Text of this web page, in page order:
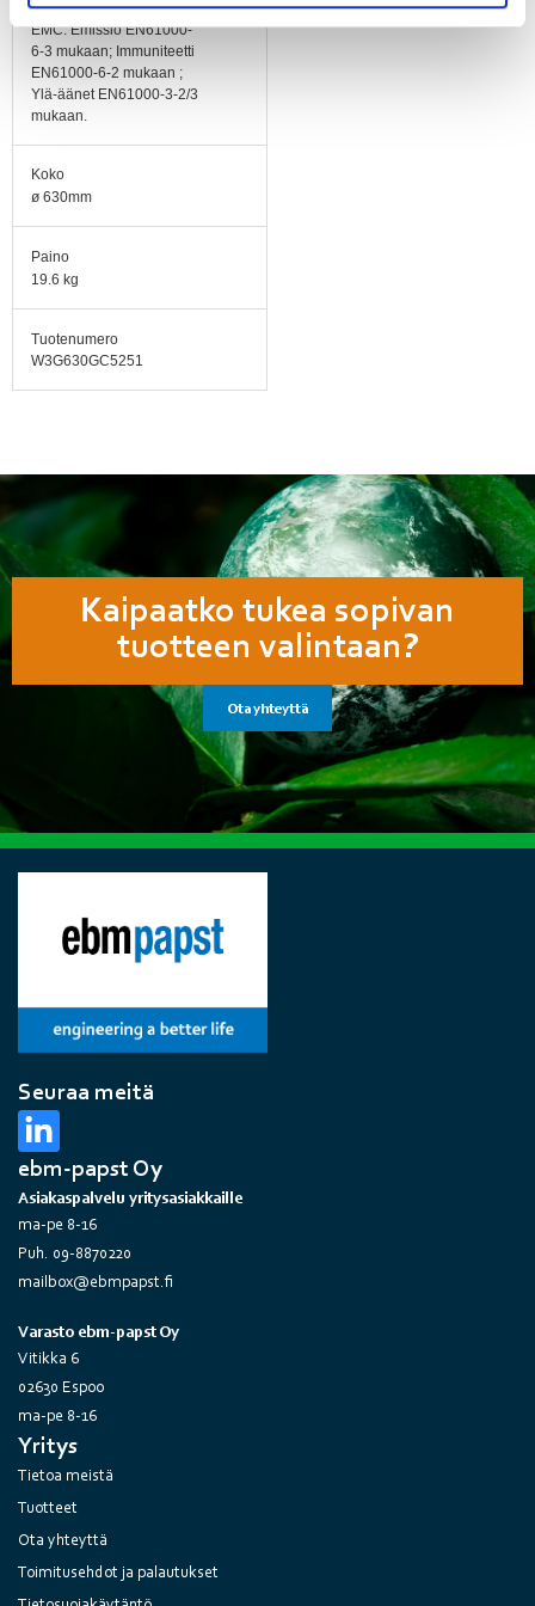
CE, lisätiedot pyynnöstä.
EMC: Emissio EN61000-
6-3 mukaan; Immuniteetti
EN61000-6-2 mukaan ;
Ylä-äänet EN61000-3-2/3
mukaan.
Koko
ø 630mm
Paino
19.6 kg
Tuotenumero
W3G630GC5251
Kaipaatko tukea sopivan
tuotteen valintaan?
Ota yhteyttä
Seuraa meitä
ebm-papst Oy
Asiakaspalvelu yritysasiakkaille
ma-pe 8-16
Puh. 09-8870220
mailbox@ebmpapst.fi
Varasto ebm-papst Oy
Vitikka 6
02630 Espoo
ma-pe 8-16
Yritys
Tietoa meistä
Tuotteet
Ota yhteyttä
Toimitusehdot ja palautukset